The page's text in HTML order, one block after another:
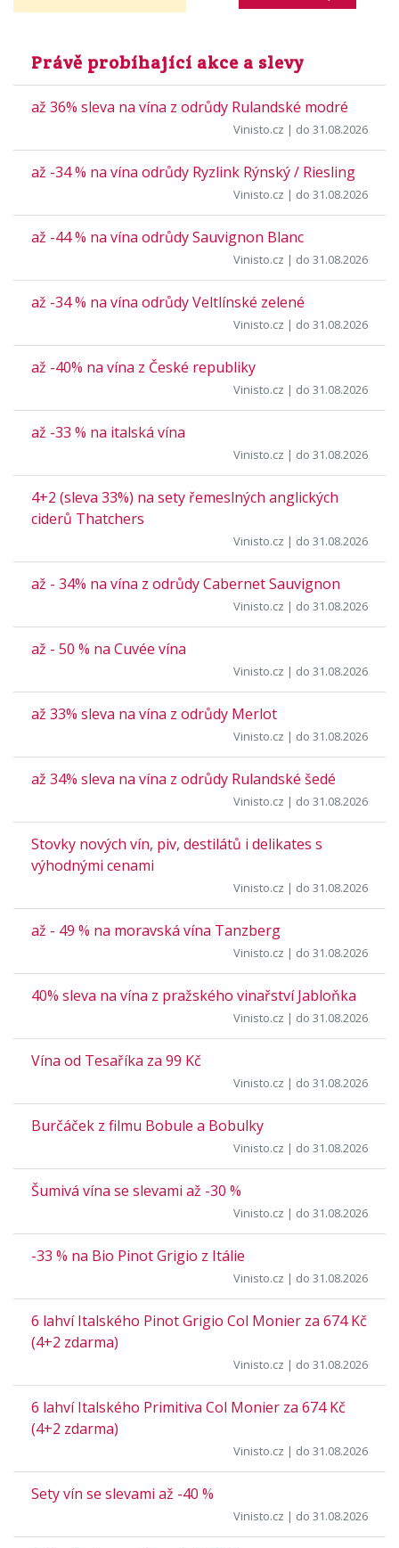
Právě probíhající akce a slevy
až 36% sleva na vína z odrůdy Rulandské modré
Vinisto.cz | do 31.08.2026
až -34 % na vína odrůdy Ryzlink Rýnský / Riesling
Vinisto.cz | do 31.08.2026
až -44 % na vína odrůdy Sauvignon Blanc
Vinisto.cz | do 31.08.2026
až -34 % na vína odrůdy Veltlínské zelené
Vinisto.cz | do 31.08.2026
až -40% na vína z České republiky
Vinisto.cz | do 31.08.2026
až -33 % na italská vína
Vinisto.cz | do 31.08.2026
4+2 (sleva 33%) na sety řemeslných anglických
ciderů Thatchers
Vinisto.cz | do 31.08.2026
až - 34% na vína z odrůdy Cabernet Sauvignon
Vinisto.cz | do 31.08.2026
až - 50 % na Cuvée vína
Vinisto.cz | do 31.08.2026
až 33% sleva na vína z odrůdy Merlot
Vinisto.cz | do 31.08.2026
až 34% sleva na vína z odrůdy Rulandské šedé
Vinisto.cz | do 31.08.2026
Stovky nových vín, piv, destilátů i delikates s
výhodnými cenami
Vinisto.cz | do 31.08.2026
až - 49 % na moravská vína Tanzberg
Vinisto.cz | do 31.08.2026
40% sleva na vína z pražského vinařství Jabloňka
Vinisto.cz | do 31.08.2026
Vína od Tesaříka za 99 Kč
Vinisto.cz | do 31.08.2026
Burčáček z filmu Bobule a Bobulky
Vinisto.cz | do 31.08.2026
Šumivá vína se slevami až -30 %
Vinisto.cz | do 31.08.2026
-33 % na Bio Pinot Grigio z Itálie
Vinisto.cz | do 31.08.2026
6 lahví Italského Pinot Grigio Col Monier za 674 Kč
(4+2 zdarma)
Vinisto.cz | do 31.08.2026
6 lahví Italského Primitiva Col Monier za 674 Kč
(4+2 zdarma)
Vinisto.cz | do 31.08.2026
Sety vín se slevami až -40 %
Vinisto.cz | do 31.08.2026